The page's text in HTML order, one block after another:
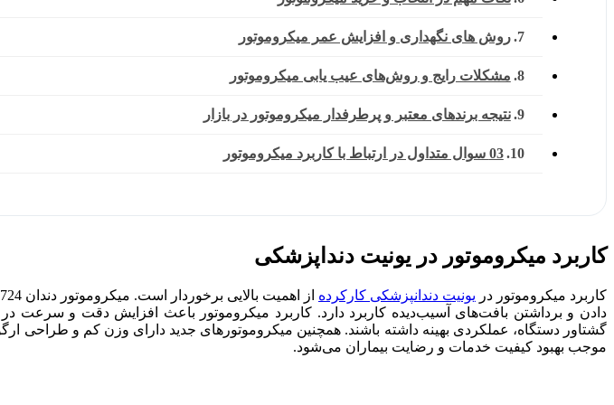
روش‌ های نگهداری و افزایش عمر میکروموتور
مشکلات رایج و روش‌های عیب ‌یابی میکروموتور
نتیجه برندهای معتبر و پرطرفدار میکروموتور در بازار
03 سوال متداول در ارتباط با کاربرد میکروموتور
کاربرد میکروموتور در یونیت دنداپزشکی
کاربرد میکروموتور در یونیت دندانپزشکی کارکرده
دادن و برداشتن بافت‌های آسیب‌دیده کاربرد دارد. کاربرد میکروموتور باعث افزایش دقت و
گشتاور دستگاه، عملکردی بهینه داشته باشند. همچنین میکروموتورهای جدید دارای وزن کم و طراحی
موجب بهبود کیفیت خدمات و رضایت بیماران می‌شود.